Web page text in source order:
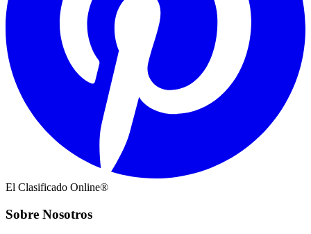
El Clasificado Online®
Sobre Nosotros